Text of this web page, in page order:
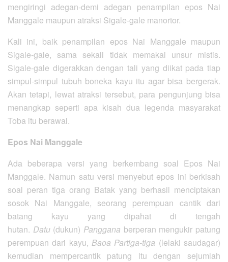
mengiringi adegan-demi adegan penampilan epos Nai
Manggale maupun atraksi Sigale-gale manortor.
Kali ini, baik penampilan epos Nai Manggale maupun
Sigale-gale, sama sekali tidak memakai unsur mistis.
Sigale-gale digerakkan dengan tali yang diikat pada tiap
simpul-simpul tubuh boneka kayu itu agar bisa bergerak.
Akan tetapi, lewat atraksi tersebut, para pengunjung bisa
menangkap seperti apa kisah dua legenda masyarakat
Toba itu berawal.
Epos Nai Manggale
Ada beberapa versi yang berkembang soal Epos Nai
Manggale. Namun satu versi menyebut epos ini berkisah
soal peran tiga orang Batak yang berhasil menciptakan
sosok Nai Manggale, seorang perempuan cantik dari
batang kayu yang dipahat di tengah
hutan. Datu(dukun) Panggana berperan mengukir patung
perempuan dari kayu, Baoa Partiga-tiga (lelaki saudagar)
kemudian mempercantik patung itu dengan sejumlah